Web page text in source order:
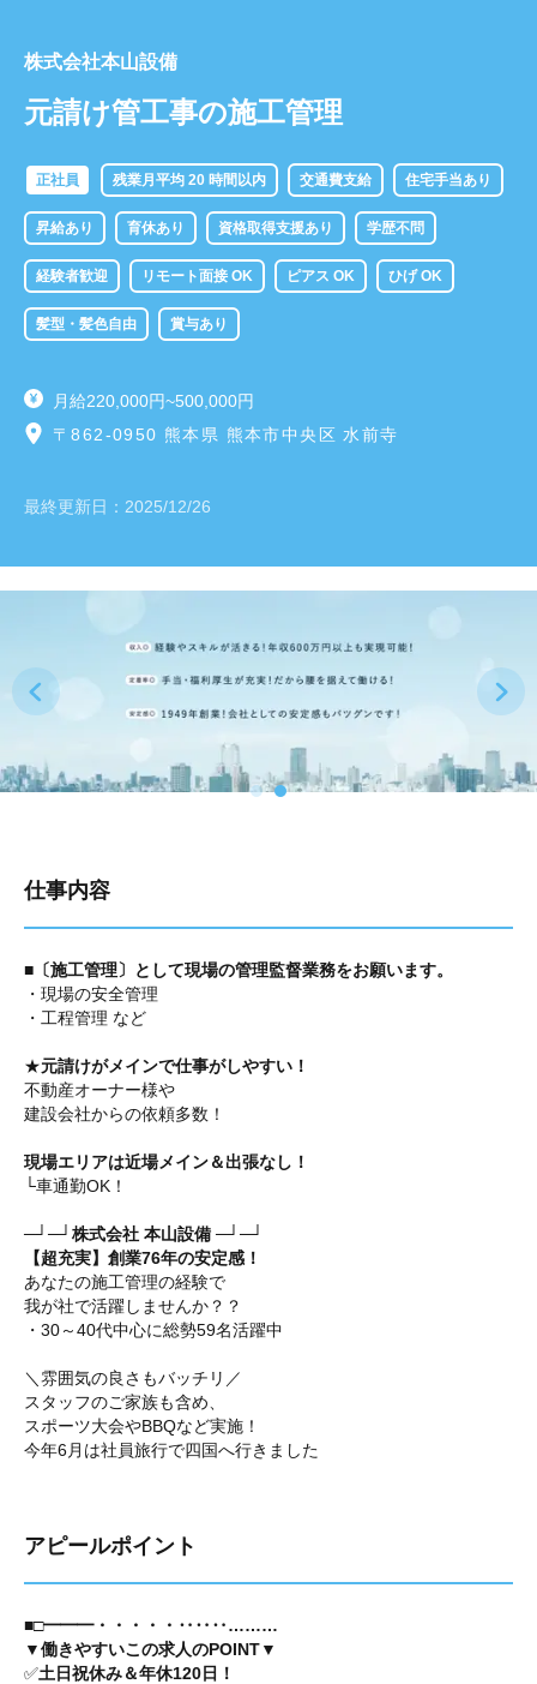
株式会社本山設備
元請け管工事の施工管理
正社員 残業月平均 20 時間以内 交通費支給 住宅手当あり
昇給あり 育休あり 資格取得支援あり 学歴不問
経験者歓迎 リモート面接 OK ピアス OK ひげ OK
髪型・髪色自由 賞与あり
月給220,000円~500,000円
〒862-0950 熊本県 熊本市中央区 水前寺
最終更新日： 2025/12/26
仕事内容
■〔施工管理〕として現場の管理監督業務をお願います。
・現場の安全管理
・工程管理 など
★元請けがメインで仕事がしやすい！
不動産オーナー様や
建設会社からの依頼多数！
現場エリアは近場メイン＆出張なし！
└車通勤OK！
─┘─┘株式会社 本山設備 ─┘─┘
【超充実】創業76年の安定感！
あなたの施工管理の経験で
我が社で活躍しませんか？？
・30～40代中心に総勢59名活躍中
＼雰囲気の良さもバッチリ／
スタッフのご家族も含め、
スポーツ大会やBBQなど実施！
今年6月は社員旅行で四国へ行きました
アピールポイント
■□━━━・・・・・‥‥‥………
▼働きやすいこの求人のPOINT▼
✅土日祝休み＆年休120日！